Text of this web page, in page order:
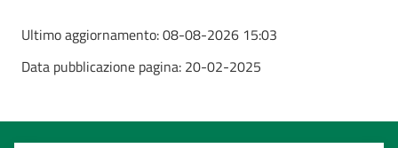
Ultimo aggiornamento:08-08-2026 15:03
Data pubblicazione pagina: 20-02-2025